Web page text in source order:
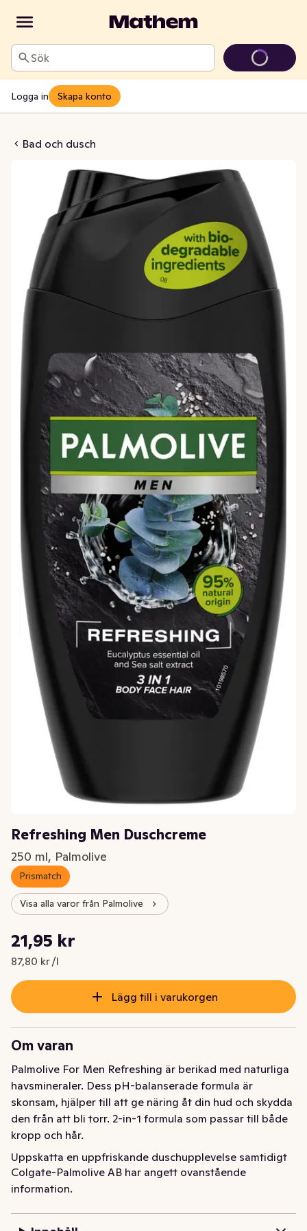
Sök
Logga in Skapa konto
Bad och dusch
Duschcreme
Refreshing Men Duschcreme
250 ml, Palmolive
Prismatch
Visa alla varor från Palmolive
Nuvarande pris är: 21,95 kr
21,95 kr
87,80 kr /l
Styckpris: 87,80 kr /l
Lägg till i varukorgen
Om varan
Palmolive For Men Refreshing är berikad med naturliga
havsmineraler. Dess pH-balanserade formula är
skonsam, hjälper till att ge näring åt din hud och skydda
den från att bli torr. 2-in-1 formula som passar till både
kropp och hår.
Uppskatta en uppfriskande duschupplevelse samtidigt
som du återupptäcker naturen med Palmolive Men
Refreshing 3-in-1. Den är perfekt för din kropp, ditt
Colgate-Palmolive AB har angett ovanstående
information.